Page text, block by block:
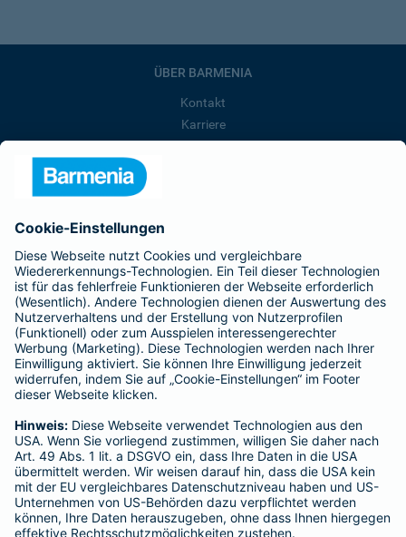
ÜBER BARMENIA
Kontakt
Karriere
Barmenia ist Teil der BarmeniaGothaer
BELIEBTE SEITEN
Kranken-Zusatzversicherung
Tierversicherungen
Haftpflichtversicherung
Hausratversicherung
Adresse ändern
Schaden melden
Kilometerstandsmeldung
Serviceübersicht